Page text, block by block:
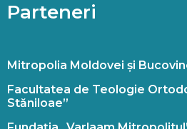
Parteneri
Mitropolia Moldovei și
Facultatea de Teologie
Stăniloae”